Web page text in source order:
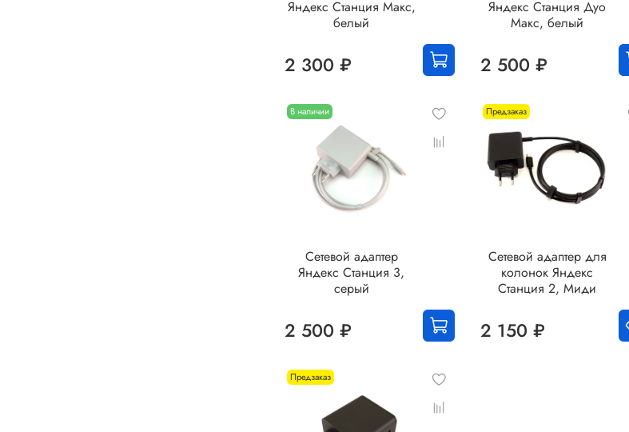
Яндекс Станция Макс,
белый
2 300 ₽
Яндекс Станция Дуо
Макс, белый
2 500 ₽
В наличии
Сетевой адаптер
Яндекс Станция 3,
серый
2 500 ₽
Предзаказ
Сетевой адаптер для
колонок Яндекс
Станция 2, Миди
2 150 ₽
Предзаказ